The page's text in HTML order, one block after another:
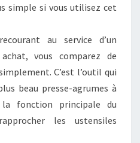
simple si vous utilisez cet
au service d’un
vous comparez de
C’est l’outil qui
beau presse-agrumes à
la fonction principale du
les ustensiles